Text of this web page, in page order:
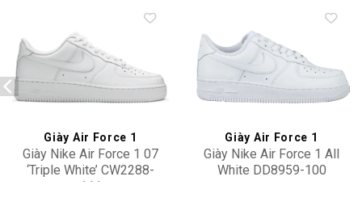
Add to
wishlist
Giày Air Force 1
Giày Nike Air Force 1 07
‘Triple White’ CW2288-
111
Add to
Giày Air Force 1
Giày Nike Air Force 1 All
White DD8959-100